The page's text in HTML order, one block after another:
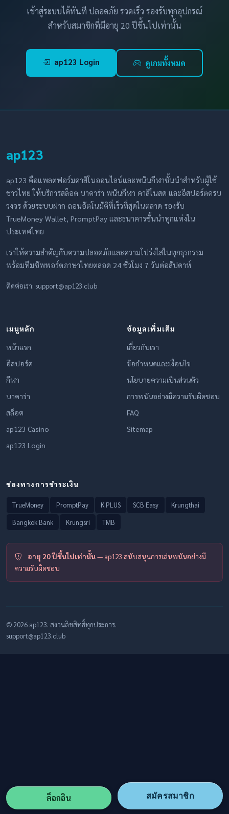
เข้าสู่ระบบได้ทันที ปลอดภัย รวดเร็ว รองรับทุกอุปกรณ์
สำหรับสมาชิกที่มีอายุ 20 ปีขึ้นไปเท่านั้น
ap123 Login ดูเกมทั้งหมด
ap123
ap123 คือแพลตฟอร์มคาสิโนออนไลน์และพนันกีฬาชั้นนำสำหรับผู้ใช้
ชาวไทย ให้บริการสล็อต บาคาร่า พนันกีฬา คาสิโนสด และอีสปอร์ตครบ
วงจร ด้วยระบบฝาก-ถอนอัตโนมัติที่เร็วที่สุดในตลาด รองรับ
TrueMoney Wallet, PromptPay และธนาคารชั้นนำทุกแห่งใน
ประเทศไทย
เราให้ความสำคัญกับความปลอดภัยและความโปร่งใสในทุกธุรกรรม
พร้อมทีมซัพพอร์ตภาษาไทยตลอด 24 ชั่วโมง 7 วันต่อสัปดาห์
ติดต่อเรา: support@ap123.club
เมนูหลัก
หน้าแรก
อีสปอร์ต
กีฬา
บาคาร่า
สล็อต
ap123 Casino
ap123 Login
ข้อมูลเพิ่มเติม
เกี่ยวกับเรา
ข้อกำหนดและเงื่อนไข
นโยบายความเป็นส่วนตัว
การพนันอย่างมีความรับผิดชอบ
FAQ
Sitemap
ช่องทางการชำระเงิน
TrueMoney PromptPay K PLUS SCB Easy
Krungthai
Bangkok Bank
Krungsri TMB
อายุ 20 ปีขึ้นไปเท่านั้น— ap123 สนับสนุนการเล่นพนันอย่างมี
ความรับผิดชอบ
© 2026 ap123. สงวนลิขสิทธิ์ทุกประการ.
support@ap123.club
ล็อกอิน สมัครสมาชิก